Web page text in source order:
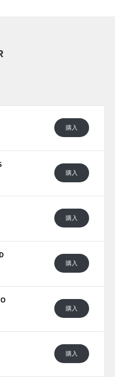
ダンブランド取扱店にて発
ジョーダンブランド取扱店に
入り次第、スニーカーウォ
報告したい。
(pic. Sneaker Market )
購入
購入
購入
購入
購入
購入